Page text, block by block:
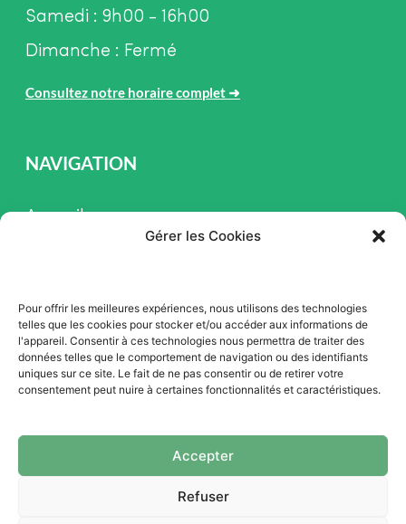
Gérer les Cookies
Pour offrir les meilleures expériences, nous utilisons des technologies
telles que les cookies pour stocker et/ou accéder aux informations de
l'appareil. Consentir à ces technologies nous permettra de traiter des
données telles que le comportement de navigation ou des identifiants
uniques sur ce site. Le fait de ne pas consentir ou de retirer votre
consentement peut nuire à certaines fonctionnalités et caractéristiques.
Accepter
Refuser
Samedi : 9h00 - 16h00
Dimanche : Fermé
Consultez notre horaire complet ➜
NAVIGATION
Accueil
Promotion
Blogue
Nous contacter